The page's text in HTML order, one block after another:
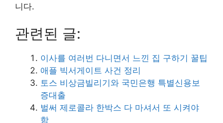
니다.
관련된 글:
이사를 여러번 다니면서 느낀 집 구하기 꿀팁
애플 빅서게이트 사건 정리
토스 비상금빌리기와 국민은행 특별신용보
증대출
벌써 제로콜라 한박스 다 마셔서 또 시켜야
함